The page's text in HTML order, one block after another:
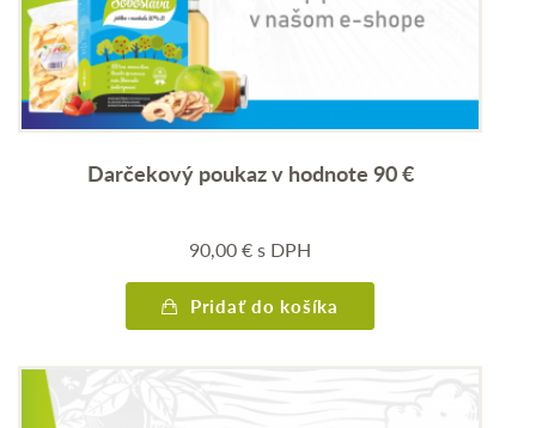
Darčekový poukaz v hodnote 90 €
90,00€s DPH
Pridať do košíka